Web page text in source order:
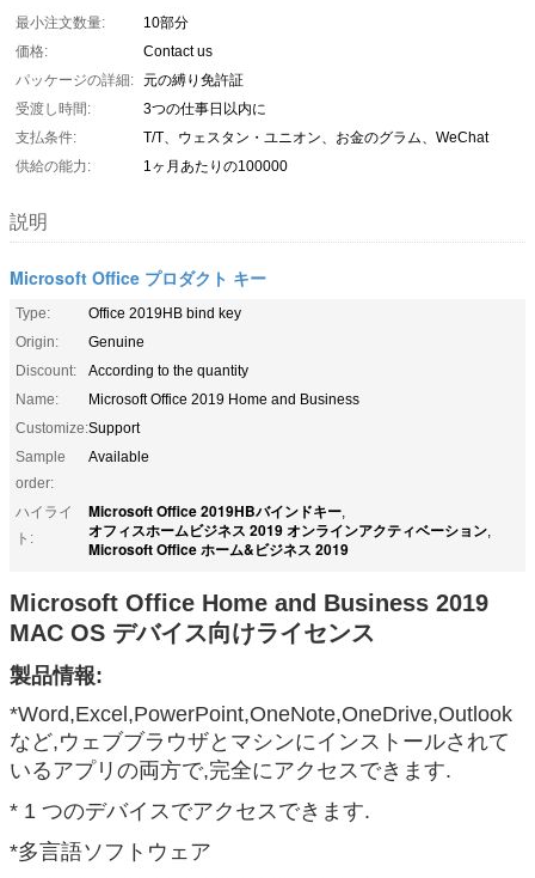
最小注文数量:
10部分
価格:
Contact us
パッケージの詳細: 元の縛り免許証
受渡し時間:
3つの仕事日以内に
支払条件:
T/T、ウェスタン・ユニオン、お金のグラム、WeChat
供給の能力:
1ヶ月あたりの100000
説明
Microsoft Office プロダクト キー
Type:
Office 2019HB bind key
Origin:
Genuine
Discount:
According to the quantity
Name:
Microsoft Office 2019 Home and Business
Customize:Support
Sample
order:
Available
ハイライ
ト:
Microsoft Office 2019HBバインドキー,
オフィスホームビジネス 2019 オンラインアクティベーション,
Microsoft Office ホーム&ビジネス 2019
Microsoft Office Home and Business 2019
MAC OS デバイス向けライセンス
製品情報:
*Word,Excel,PowerPoint,OneNote,OneDrive,Outlook
など,ウェブブラウザとマシンにインストールされて
いるアプリの両方で,完全にアクセスできます.
* 1 つのデバイスでアクセスできます.
*多言語ソフトウェア